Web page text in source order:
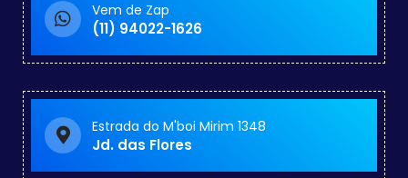
Vem de Zap
(11) 94022-1626
Estrada do M'boi Mirim 1348
Jd. das Flores